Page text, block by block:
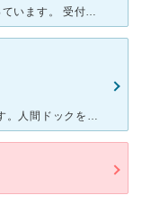
ここ6年ほど、毎年の健康診断でお世話になっています。 受付の待合は少し混み合いますが、中はゆったり広くて綺麗、スタッフさんや患者さんが女性ばかりで、安心して検診を受ける事が出来ます。 先生の問診も
スタッフも患者も、すべて女性のみで快適です。人間ドックを受けたのですが、シャツ一枚なので、女性のみなのはとても安心して受診ができます。また、施設も女性向けにきれいで、アメニティがあったり、休憩室もあり